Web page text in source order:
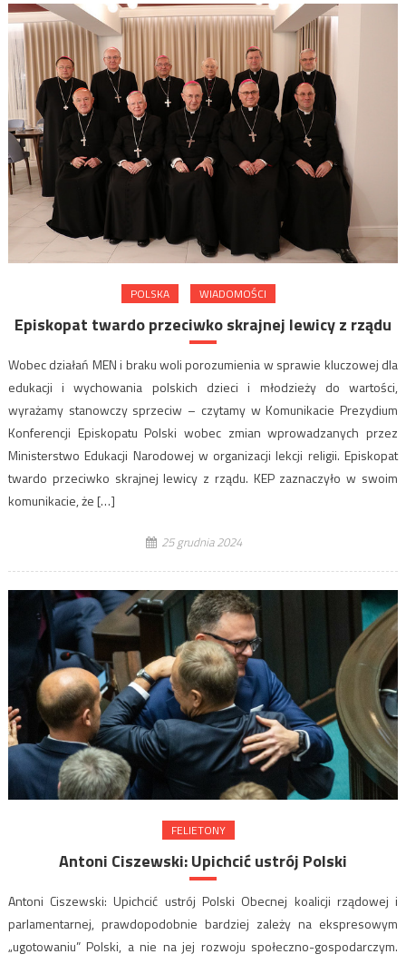
POLSKA WIADOMOŚCI
Episkopat twardo przeciwko skrajnej lewicy z rządu
Wobec działań MEN i braku woli porozumienia w sprawie kluczowej dla
edukacji i wychowania polskich dzieci i młodzieży do wartości,
wyrażamy stanowczy sprzeciw – czytamy w Komunikacie Prezydium
Konferencji Episkopatu Polski wobec zmian wprowadzanych przez
Ministerstwo Edukacji Narodowej w organizacji lekcji religii. Episkopat
twardo przeciwko skrajnej lewicy z rządu. KEP zaznaczyło w swoim
komunikacie, że […]
25 grudnia 2024
FELIETONY
Antoni Ciszewski: Upichcić ustrój Polski
Antoni Ciszewski: Upichcić ustrój Polski Obecnej koalicji rządowej i
parlamentarnej, prawdopodobnie bardziej zależy na ekspresowym
„ugotowaniu” Polski, a nie na jej rozwoju społeczno-gospodarczym.